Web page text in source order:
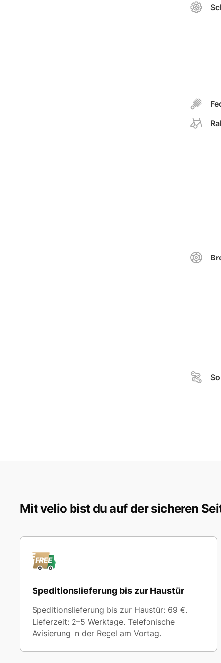
Mit velio bist du auf der sicheren
Speditionslieferung bis zur Haustür
Speditionslieferung bis zur Haustür: 69 €.
Lieferzeit: 2–5 Werktage. Telefonische
Avisierung in der Regel am Vortag.